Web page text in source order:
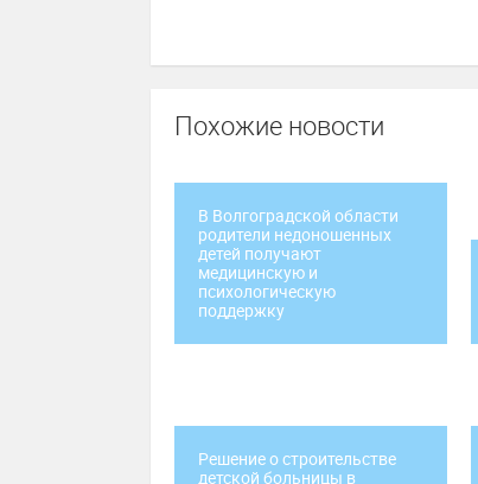
Похожие новости
В Волгоградской области
родители недоношенных
детей получают
медицинскую и
психологическую
поддержку
Решение о строительстве
детской больницы в